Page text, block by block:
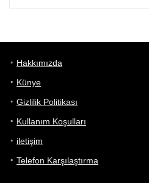
Hakkımızda
Künye
Gizlilik Politikası
Kullanım Koşulları
iletişim
Telefon Karşılaştırma